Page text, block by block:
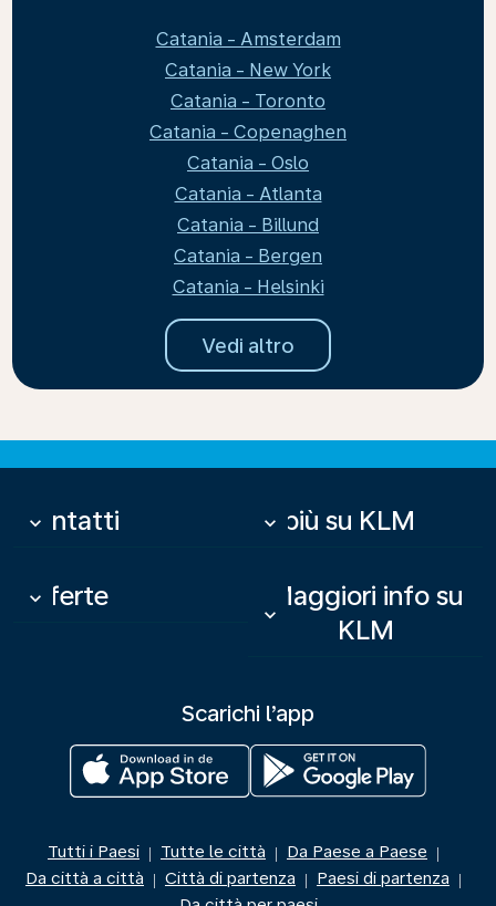
Catania - Amsterdam
Catania - New York
Catania - Toronto
Catania - Copenaghen
Catania - Oslo
Catania - Atlanta
Catania - Billund
Catania - Bergen
Catania - Helsinki
Vedi altro
Contatti
keyboard_arrow_down Di più su KLM
keyboard_arrow_down
Offerte
keyboard_arrow_down
Maggiori info su
KLM
keyboard_arrow_down
Scarichi l’app
Tutti i Paesi | Tutte le città | Da Paese a Paese |
Da città a città | Città di partenza | Paesi di partenza |